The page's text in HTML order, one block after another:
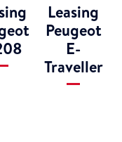
Leasing
Peugeot
E-
Traveller